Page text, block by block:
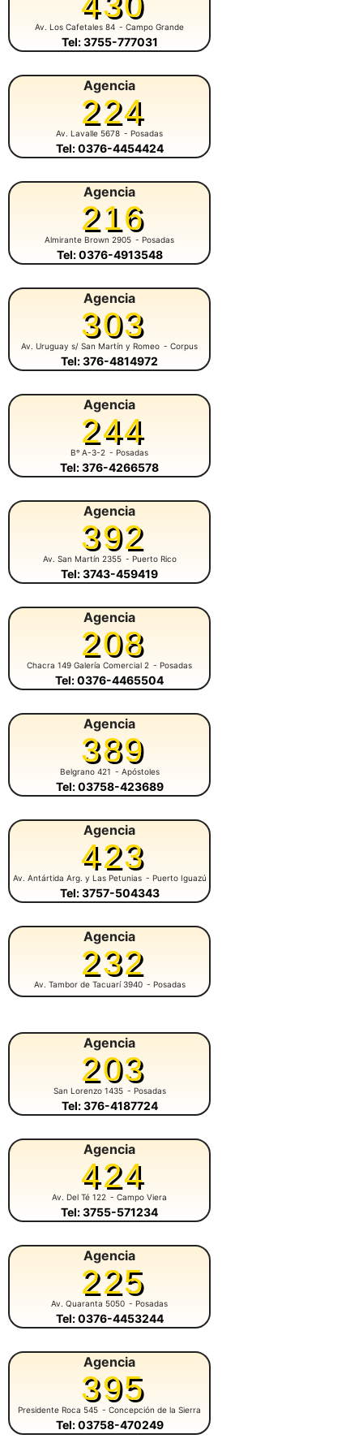
Av. Los Cafetales 84 - Campo Grande
Tel: 3755-777031
Agencia
224
Av. Lavalle 5678 - Posadas
Tel: 0376-4454424
Agencia
216
Almirante Brown 2905 - Posadas
Tel: 0376-4913548
Agencia
303
Av. Uruguay s/ San Martín y Romeo - Corpus
Tel: 376-4814972
Agencia
244
Bº A-3-2 - Posadas
Tel: 376-4266578
Agencia
392
Av. San Martín 2355 - Puerto Rico
Tel: 3743-459419
Agencia
208
Chacra 149 Galería Comercial 2 - Posadas
Tel: 0376-4465504
Agencia
389
Belgrano 421 - Apóstoles
Tel: 03758-423689
Agencia
423
Av. Antártida Arg. y Las Petunias - Puerto Iguazú
Tel: 3757-504343
Agencia
232
Av. Tambor de Tacuarí 3940 - Posadas
Agencia
203
San Lorenzo 1435 - Posadas
Tel: 376-4187724
Agencia
424
Av. Del Té 122 - Campo Viera
Tel: 3755-571234
Agencia
225
Av. Quaranta 5050 - Posadas
Tel: 0376-4453244
Agencia
395
Presidente Roca 545 - Concepción de la Sierra
Tel: 03758-470249